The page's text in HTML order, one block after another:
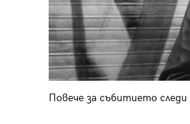
Повече за събитието следи